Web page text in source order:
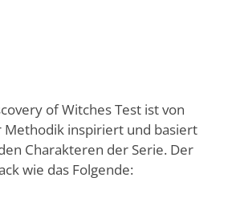
of Witches Test ist von
inspiriert und basiert
Charakteren der Serie. Der
wie das Folgende: